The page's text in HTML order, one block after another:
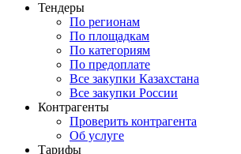
Тендеры
По регионам
По площадкам
По категориям
По предоплате
Все закупки Казахстана
Все закупки России
Контрагенты
Проверить контрагента
Об услуге
Тарифы